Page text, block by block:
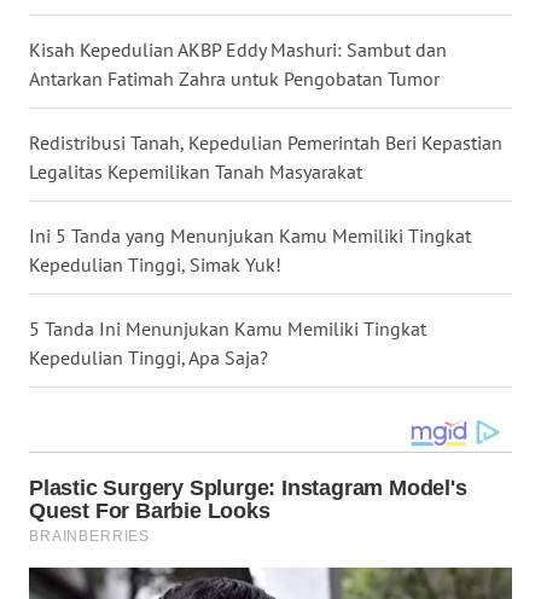
Kisah Kepedulian AKBP Eddy Mashuri: Sambut dan
Antarkan Fatimah Zahra untuk Pengobatan Tumor
Redistribusi Tanah, Kepedulian Pemerintah Beri Kepastian
Legalitas Kepemilikan Tanah Masyarakat
Ini 5 Tanda yang Menunjukan Kamu Memiliki Tingkat
Kepedulian Tinggi, Simak Yuk!
5 Tanda Ini Menunjukan Kamu Memiliki Tingkat
Kepedulian Tinggi, Apa Saja?
WN
KALBAR
WN
KALTENG
WN
KALTARA
WN
WN
SULSEL
WN